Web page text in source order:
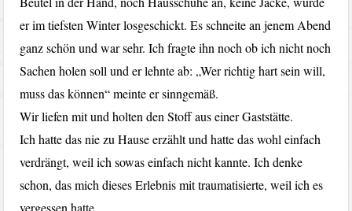
er im tiefsten Winter losgeschickt. Es schneite an jenem Abend
ganz schön und war sehr. Ich fragte ihn noch ob ich nicht noch
Sachen holen soll und er lehnte ab: „Wer richtig hart sein will,
muss das können“ meinte er sinngemäß.
Wir liefen mit und holten den Stoff aus einer Gaststätte.
Ich hatte das nie zu Hause erzählt und hatte das wohl einfach
verdrängt, weil ich sowas einfach nicht kannte. Ich denke
schon, das mich dieses Erlebnis mit traumatisierte, weil ich es
vergessen hatte.